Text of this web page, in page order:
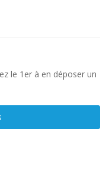
le 1er à en déposer un